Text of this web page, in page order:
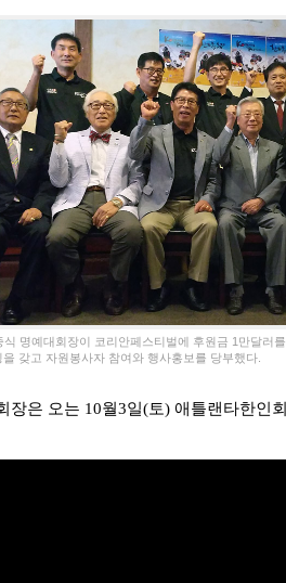
명예대회장이 코리안페스티벌에 후원금 1만달러
갖고 자원봉사자 참여와 행사홍보를 당부했다.
장은 오는 10월3일(토) 애틀랜타한인